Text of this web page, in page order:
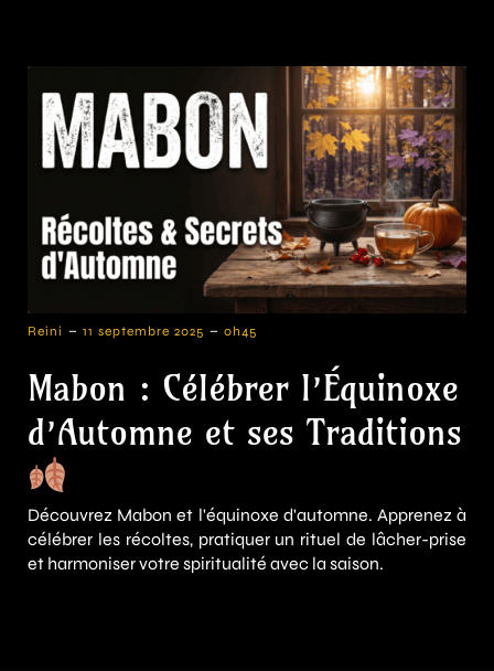
Reini - 11 septembre 2025 - 0h45
Mabon : Célébrer l’Équinoxe
d’Automne et ses Traditions
Découvrez Mabon et l'équinoxe d'automne. Apprenez à
célébrer les récoltes, pratiquer un rituel de lâcher-prise
et harmoniser votre spiritualité avec la saison.